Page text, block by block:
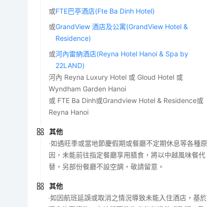
或FTE巴亭酒店(Fte Ba Dinh Hotel)
或GrandView 酒店及公寓(GrandView Hotel &
Residence)
或河內雷納酒店(Reyna Hotel Hanoi & Spa by
22LAND)
河內 Reyna Luxury Hotel 或 Gloud Hotel 或
Wyndham Garden Hanoi
或 FTE Ba Dinh或Grandview Hotel & Residence或
Reyna Hanoi
其他
‧如遇旺季或當地節慶假期或餐廳不定期休息等各種原
因，未能前往指定餐廳享用膳食，將以中越風味餐代
替，另部份餐廳不設空調，敬請留意。
其他
‧如因航班延誤或取消之情況導致未能入住酒店，基於